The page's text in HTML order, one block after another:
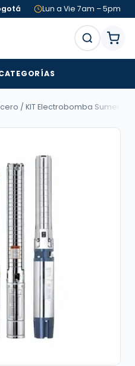
Lun a Vie 7am – 5pm
/ KIT Electrobomba